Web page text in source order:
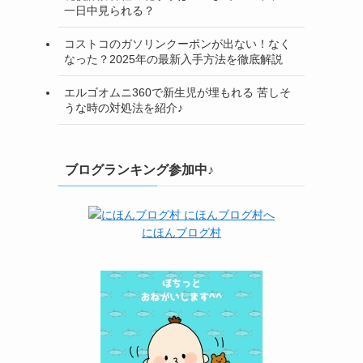
一日中見られる？
コストコのガソリンクーポンが出ない！なく
なった？2025年の最新入手方法を徹底解説
エルゴオムニ360で新生児が埋もれる 苦しそ
うな時の対処法を紹介♪
ブログランキング参加中♪
にほんブログ村